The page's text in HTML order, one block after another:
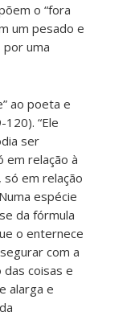
o “fora
um pesado e
uma
ao poeta e
“Ele
ser
em relação à
em relação
espécie
da fórmula
o enternece
com a
coisas e
alarga e